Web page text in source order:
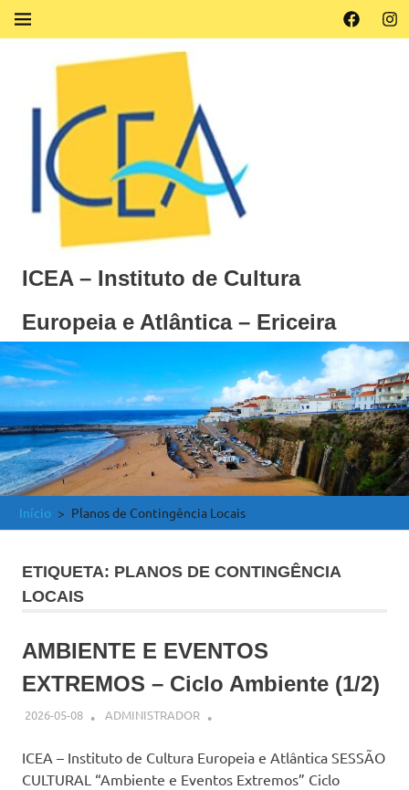
Skip
Facebook
MENU
ICEA – Instituto de Cultura
Europeia e Atlântica – Ericeira
Instituto
de
Cultura
Europeia
e
Atlântica
Início Planos de Contingência Locais
ETIQUETA: PLANOS DE CONTINGÊNCIA
LOCAIS
AMBIENTE E EVENTOS
EXTREMOS – Ciclo Ambiente (1/2)
2026-05-08 ADMINISTRADOR
ICEA – Instituto de Cultura Europeia e Atlântica SESSÃO
CULTURAL “Ambiente e Eventos Extremos” Ciclo